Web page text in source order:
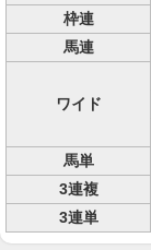
枠連
馬連
ワイド
馬単
3連複
3連単